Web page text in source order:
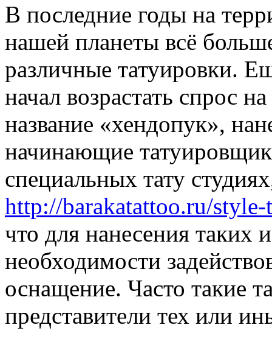
В последние годы на
нашей планеты всё
различные татуировки.
начал возрастать спрос
название «хендопук»,
начинающие
специальных тату
http://barakatattoo.ru/
что для нанесения таких
необходимости
оснащение. Часто такие
представители тех или